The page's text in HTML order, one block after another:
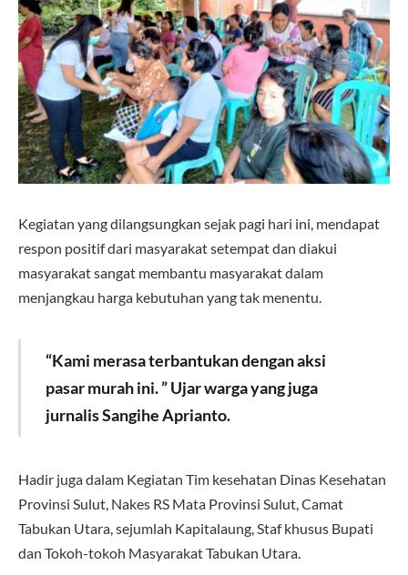
Kegiatan yang dilangsungkan sejak pagi hari ini, mendapat
respon positif dari masyarakat setempat dan diakui
masyarakat sangat membantu masyarakat dalam
menjangkau harga kebutuhan yang tak menentu.
“Kami merasa terbantukan dengan aksi
pasar murah ini. ” Ujar warga yang juga
jurnalis Sangihe Aprianto.
Hadir juga dalam Kegiatan Tim kesehatan Dinas Kesehatan
Provinsi Sulut, Nakes RS Mata Provinsi Sulut, Camat
Tabukan Utara, sejumlah Kapitalaung, Staf khusus Bupati
dan Tokoh-tokoh Masyarakat Tabukan Utara.